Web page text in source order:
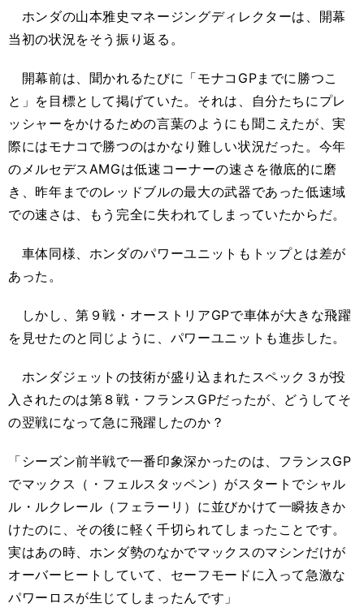
ホンダの山本雅史マネージングディレクターは、開幕
当初の状況をそう振り返る。
開幕前は、聞かれるたびに「モナコGPまでに勝つこ
と」を目標として掲げていた。それは、自分たちにプレ
ッシャーをかけるための言葉のようにも聞こえたが、実
際にはモナコで勝つのはかなり難しい状況だった。今年
のメルセデスAMGは低速コーナーの速さを徹底的に磨
き、昨年までのレッドブルの最大の武器であった低速域
での速さは、もう完全に失われてしまっていたからだ。
車体同様、ホンダのパワーユニットもトップとは差が
あった。
しかし、第９戦・オーストリアGPで車体が大きな飛躍
を見せたのと同じように、パワーユニットも進歩した。
ホンダジェットの技術が盛り込まれたスペック３が投
入されたのは第８戦・フランスGPだったが、どうしてそ
の翌戦になって急に飛躍したのか？
「シーズン前半戦で一番印象深かったのは、フランスGP
でマックス（・フェルスタッペン）がスタートでシャル
ル・ルクレール（フェラーリ）に並びかけて一瞬抜きか
けたのに、その後に軽く千切られてしまったことです。
実はあの時、ホンダ勢のなかでマックスのマシンだけが
オーバーヒートしていて、セーフモードに入って急激な
パワーロスが生じてしまったんです」